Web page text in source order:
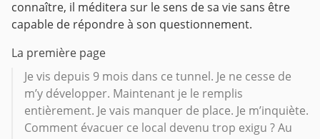
connaître, il méditera sur le sens de sa vie sans être
capable de répondre à son questionnement.
La première page
Je vis depuis 9 mois dans ce tunnel. Je ne cesse de
m’y développer. Maintenant je le remplis
entièrement. Je vais manquer de place. Je m’inquiète.
Comment évacuer ce local devenu trop exigu ? Au